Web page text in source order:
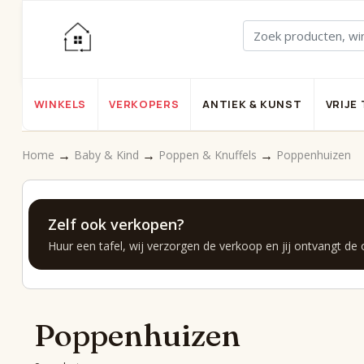
WINKELS VERKOPERS ANTIEK & KUNST VRIJE
Home → Baby & Kind → Poppen & Knuffels → Poppenhuizen
Zelf ook verkopen?
Huur een tafel, wij verzorgen de verkoop en jij ontvangt de
Poppenhuizen